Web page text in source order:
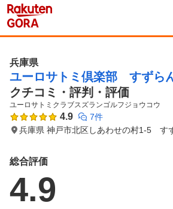
兵庫県
ユーロサトミ倶楽部 すずら
クチコミ・評判・評価
ユーロサトミクラブスズランゴルフジョウコウ
4.9
7件
兵庫県 神戸市北区しあわせの村1-5 す
総合評価
4.9